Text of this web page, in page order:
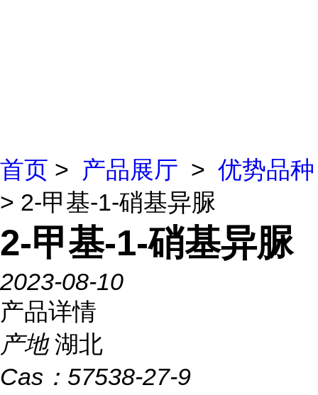
首页 > 产品展厅 > 优势品种
> 2-甲基-1-硝基异脲
2-甲基-1-硝基异脲
2023-08-10
产品详情
产地 湖北
Cas： 57538-27-9